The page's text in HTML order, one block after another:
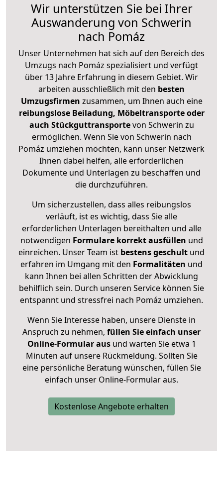
Wir unterstützen Sie bei Ihrer
Auswanderung von Schwerin
nach Pomáz
Unser Unternehmen hat sich auf den Bereich des
Umzugs nach Pomáz spezialisiert und verfügt
über 13 Jahre Erfahrung in diesem Gebiet. Wir
arbeiten ausschließlich mit den besten
Umzugsfirmen zusammen, um Ihnen auch eine
reibungslose Beiladung, Möbeltransporte oder
auch Stückguttransportevon Schwerin zu
ermöglichen. Wenn Sie von Schwerin nach
Pomáz umziehen möchten, kann unser Netzwerk
Ihnen dabei helfen, alle erforderlichen
Dokumente und Unterlagen zu beschaffen und
die durchzuführen.
Um sicherzustellen, dass alles reibungslos
verläuft, ist es wichtig, dass Sie alle
erforderlichen Unterlagen bereithalten und alle
notwendigen Formulare korrekt ausfüllen und
einreichen. Unser Team ist bestens geschult und
erfahren im Umgang mit den Formalitäten und
kann Ihnen bei allen Schritten der Abwicklung
behilflich sein. Durch unseren Service können Sie
entspannt und stressfrei nach Pomáz umziehen.
Wenn Sie Interesse haben, unsere Dienste in
Anspruch zu nehmen, füllen Sie einfach unser
Online-Formular ausund warten Sie etwa 1
Minuten auf unsere Rückmeldung. Sollten Sie
eine persönliche Beratung wünschen, füllen Sie
einfach unser Online-Formular aus.
Kostenlose Angebote erhalten